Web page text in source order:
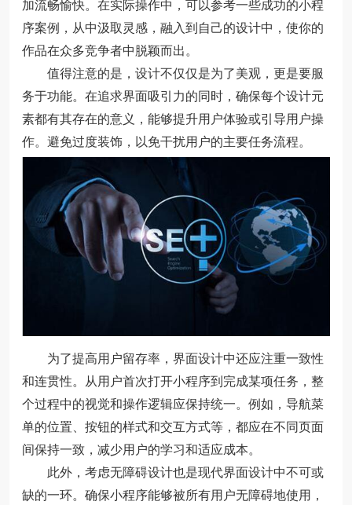
加流畅愉快。在实际操作中，可以参考一些成功的小程
序案例，从中汲取灵感，融入到自己的设计中，使你的
作品在众多竞争者中脱颖而出。
值得注意的是，设计不仅仅是为了美观，更是要服
务于功能。在追求界面吸引力的同时，确保每个设计元
素都有其存在的意义，能够提升用户体验或引导用户操
作。避免过度装饰，以免干扰用户的主要任务流程。
为了提高用户留存率，界面设计中还应注重一致性
和连贯性。从用户首次打开小程序到完成某项任务，整
个过程中的视觉和操作逻辑应保持统一。例如，导航菜
单的位置、按钮的样式和交互方式等，都应在不同页面
间保持一致，减少用户的学习和适应成本。
此外，考虑无障碍设计也是现代界面设计中不可或
缺的一环。确保小程序能够被所有用户无障碍地使用，